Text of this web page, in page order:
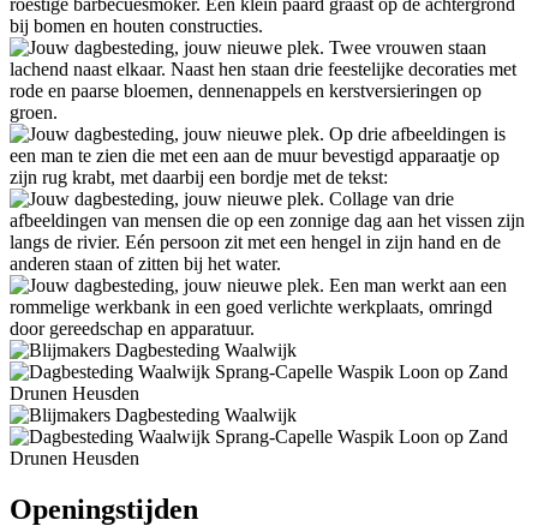
Openingstijden